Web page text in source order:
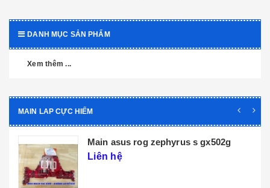
DANH MỤC SẢN PHẨM
Xem thêm ...
MAIN LAP CỰC HIẾM
Main dell xps 9320 core i5 i7 th12 la-
l071p